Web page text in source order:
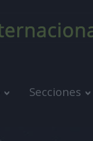
Secciones